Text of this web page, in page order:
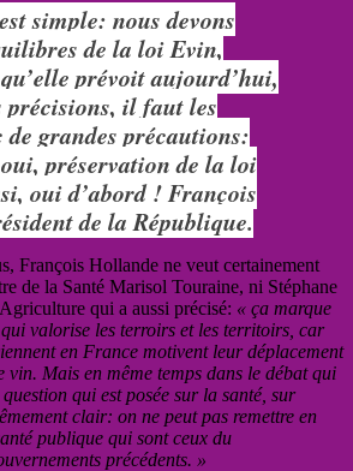
simple: nous devons
de la loi Evin,
prévoit aujourd’hui,
précisions, il faut les
de grandes précautions:
préservation de la loi
oui d’abord ! François
de la République.
François Hollande ne veut certainement
de la Santé Marisol Touraine, ni Stéphane
qui a aussi précisé: « ça marque
valorise les terroirs et les territoirs, car
en France motivent leur déplacement
vin. Mais en même temps dans le débat qui
qui est posée sur la santé, sur
clair: on ne peut pas remettre en
publique qui sont ceux du
précédents. »